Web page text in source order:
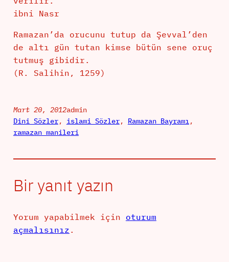
ibni Nasr
Ramazan’da orucunu tutup da Şevval’den
de altı gün tutan kimse bütün sene oruç
tutmuş gibidir.
(R. Salihin, 1259)
Mart 20, 2012admin
Dini Sözler, islami Sözler, Ramazan Bayramı
ramazan manileri
Bir yanıt yazın
Yorum yapabilmek için oturum
açmalısınız .